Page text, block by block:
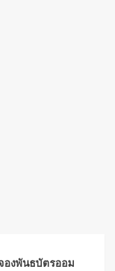
องพันธบัตรออม